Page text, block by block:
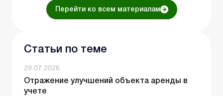
Перейти ко всем материалам
Статьи по теме
29.07.2026
Отражение улучшений объекта аренды в
учете